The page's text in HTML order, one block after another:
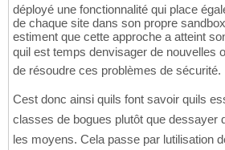
déployé une fonctionnalité qui place
de chaque site dans son propre
estiment que cette approche a atteint
quil est temps denvisager de
de résoudre ces problèmes de sécurité.
Cest donc ainsi quils font savoir quils
classes de bogues plutôt que dessayer
les moyens. Cela passe par lutilisation